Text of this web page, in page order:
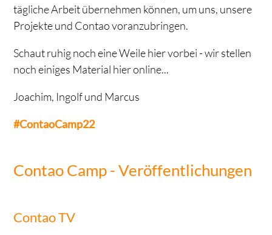
tägliche Arbeit übernehmen können, um uns, unsere
Projekte und Contao voranzubringen.
Schaut ruhig noch eine Weile hier vorbei - wir stellen
noch einiges Material hier online...
Joachim, Ingolf und Marcus
#ContaoCamp22
Contao Camp - Veröffentlichungen
Contao TV